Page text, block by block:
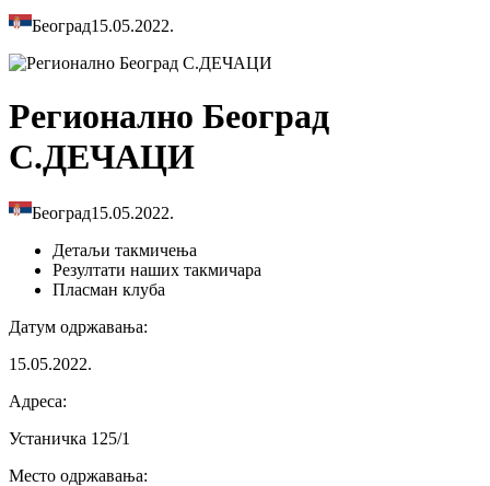
Београд15.05.2022.
Регионално Београд
С.ДЕЧАЦИ
Београд15.05.2022.
Детаљи такмичења
Резултати наших такмичара
Пласман клуба
Датум одржавања:
15.05.2022.
Адреса:
Устаничка 125/1
Место одржавања: